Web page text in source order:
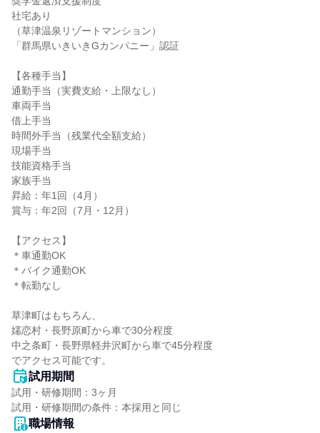
社宅あり
（草津温泉リゾートマンション）
「群馬県いきいきGカンパニー」認証
【各種手当】
通勤手当（実費支給・上限なし）
車両手当
借上手当
時間外手当（残業代全額支給）
現場手当
技能資格手当
家族手当
昇給：年1回（4月）
賞与：年2回（7月・12月）
【アクセス】
＊車通勤OK
＊バイク通勤OK
＊転勤なし
草津町はもちろん、
嬬恋村・長野原町から車で30分程度
中之条町・長野県軽井沢町から車で45分程度
でアクセス可能です。
試用期間
試用・研修期間：3ヶ月
職場情報